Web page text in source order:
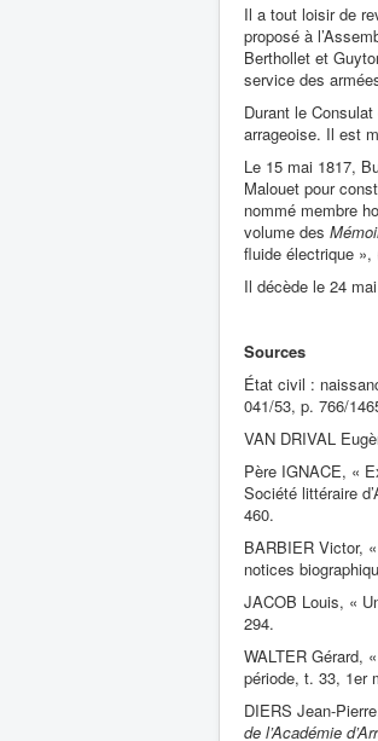
Il a tout loisir de
proposé à
Berthollet et
service des
Durant le
arrageoise. Il est
Le 15 mai 1817,
Malouet pour
nommé membre
volume des
fluide électrique »,
Il décède le 24
Sources
État civil :
041/53, p. 766/
VAN DRIVAL
Père IGNACE, «
Société littéraire
460.
BARBIER Victor,
notices
JACOB Louis, «
294.
WALTER Gérard,
période, t. 33, 1er
DIERS Jean-
de l’Académie